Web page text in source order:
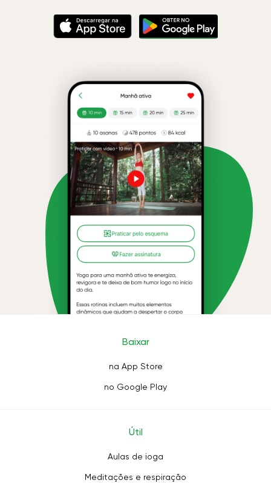
Baixar
na App Store
no Google Play
Útil
Aulas de ioga
Meditações e respiração